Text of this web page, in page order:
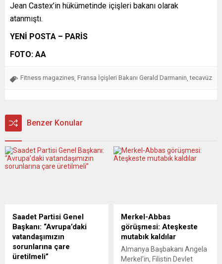
Jean Castex’in hükümetinde içişleri bakanı olarak
atanmıştı.
YENİ POSTA – PARİS
FOTO: AA
Fitness magazines Fransa İçişleri Bakanı Gerald Darmanin ,tecavüz
Benzer Konular
Saadet Partisi Genel
Başkanı: “Avrupa’daki
vatandaşımızın
sorunlarına çare
üretilmeli”
Merkel-Abbas
görüşmesi: Ateşkeste
mutabık kaldılar
Almanya Başbakanı Angela
Merkel’in, Filistin Devlet